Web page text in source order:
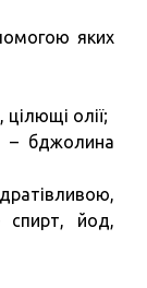
яких
олії;
– бджолина
спирт, йод,